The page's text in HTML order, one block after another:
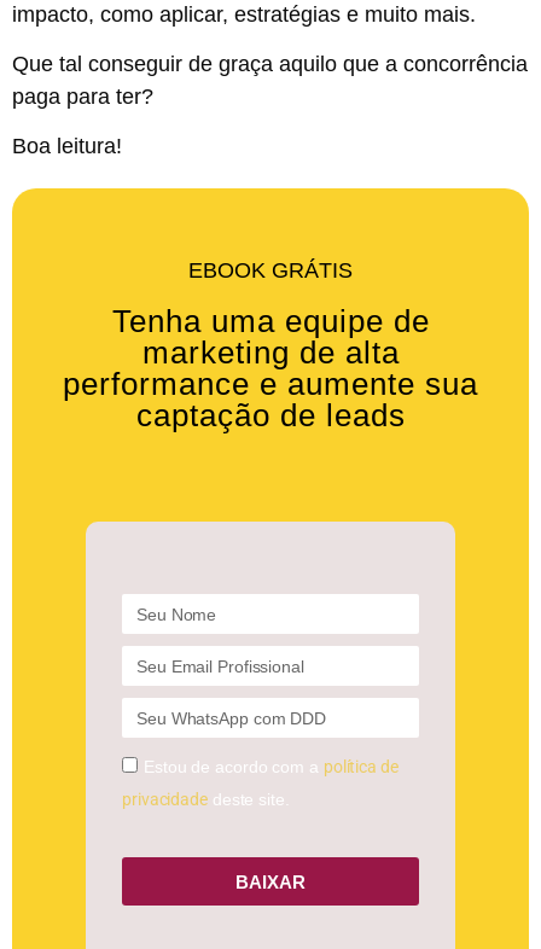
impacto, como aplicar, estratégias e muito mais.
Que tal conseguir de graça aquilo que a concorrência
paga para ter?
Boa leitura!
EBOOK GRÁTIS
Tenha uma equipe de
marketing de alta
performance e aumente sua
captação de leads
Estou de acordo com a política de
privacidadedeste site.
BAIXAR